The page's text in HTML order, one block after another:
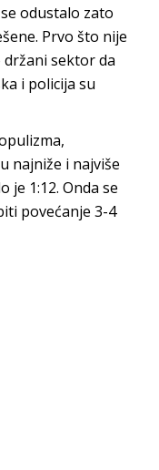
odustalo zato
Prvo što nije
sektor da
i policija su
najniže i najviše
je 1:12. Onda se
povećanje 3-4